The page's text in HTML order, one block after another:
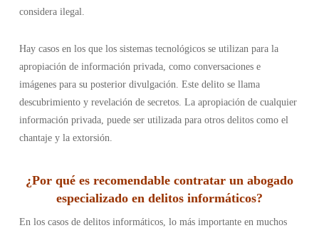
considera ilegal.
Hay casos en los que los sistemas tecnológicos se utilizan para la
apropiación de información privada, como conversaciones e
imágenes para su posterior divulgación. Este delito se llama
descubrimiento y revelación de secretos. La apropiación de cualquier
información privada, puede ser utilizada para otros delitos como el
chantaje y la extorsión.
¿Por qué es recomendable contratar un abogado
especializado en delitos informáticos?
En los casos de delitos informáticos, lo más importante en muchos